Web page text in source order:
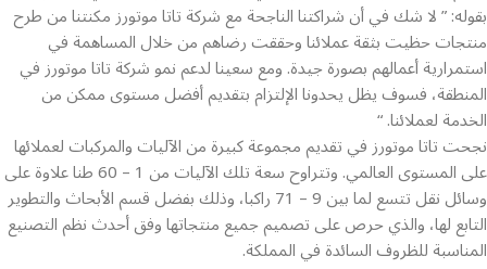
بقوله: ” لا شك في أن شراكتنا الناجحة مع شركة تاتا موتورز مكنتنا من طرح
منتجات حظيت بثقة عملائنا وحققت رضاهم من خلال المساهمة في
استمرارية أعمالهم بصورة جيدة. ومع سعينا لدعم نمو شركة تاتا موتورز في
المنطقة، فسوف يظل يحدونا الإلتزام بتقديم أفضل مستوى ممكن من
الخدمة لعملائنا. “
نجحت تاتا موتورز في تقديم مجموعة كبيرة من الآليات والمركبات لعملائها
على المستوى العالمي. وتتراوح سعة تلك الآليات من 1 – 60 طنا علاوة على
وسائل نقل تتسع لما بين 9 – 71 راكبا، وذلك بفضل قسم الأبحاث والتطوير
التابع لها، والذي حرص على تصميم جميع منتجاتها وفق أحدث نظم التصنيع
المناسبة للظروف السائدة في المملكة.